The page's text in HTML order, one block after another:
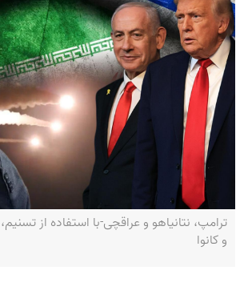
ترامپ، نتانیاهو و عراقچی-با استفاده از
و کانوا